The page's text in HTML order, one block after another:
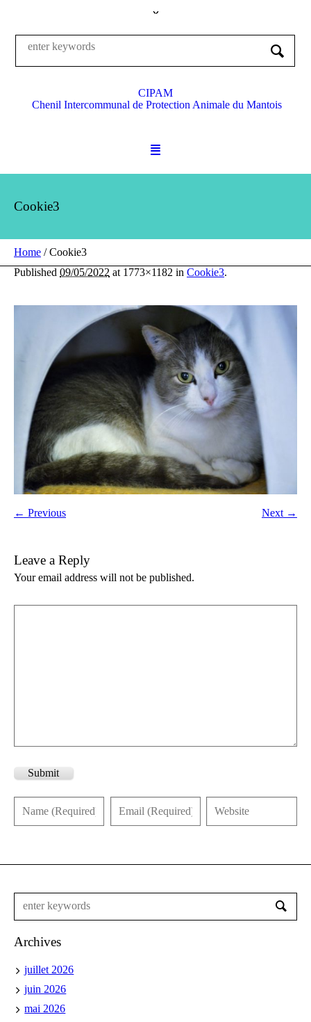
CIPAM
Chenil Intercommunal de Protection Animale du Mantois
Cookie3
Home /Cookie3
Published 09/05/2022 at 1773×1182 in Cookie3.
← Previous Next →
Leave a Reply
Your email address will not be published.
Submit
Archives
juillet 2026
juin 2026
mai 2026